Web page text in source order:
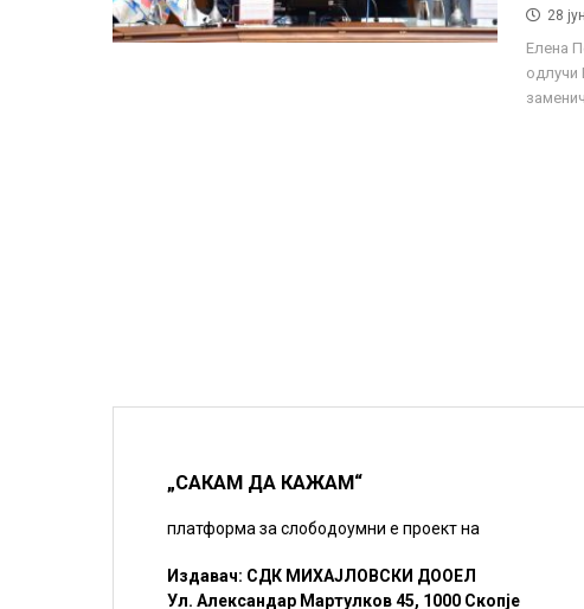
28
Елена
одлучи
„САКАМ ДА КАЖАМ“
платформа за слободоумни е проект на
Издавач: СДК МИХАЈЛОВСКИ ДООЕЛ
Ул. Александар Мартулков 45, 1000 Скопје